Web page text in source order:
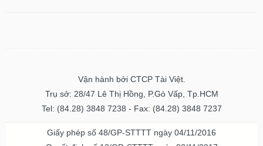
Vận hành bởi CTCP Tài Việt.
Trụ sở: 28/47 Lê Thị Hồng, P.Gò Vấp, Tp.HCM
Tel: (84.28) 3848 7238 - Fax: (84.28) 3848 7237
Giấy phép số 48/GP-STTTT ngày 04/11/2016